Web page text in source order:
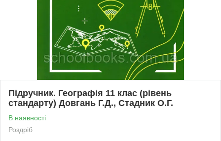
Підручник. Географія 11 клас (рівень
стандарту) Довгань Г.Д., Стадник О.Г.
В наявності
Роздріб